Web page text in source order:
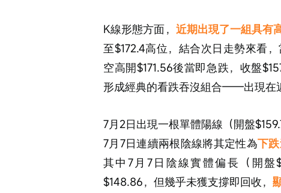
K線形態方面， 近期出現了一組具有
至$172.4高位，結合次日走勢來看
空高開$171.56後當即急跌，收盤
形成經典的看跌吞沒組合——出現在
7月2日出現一根單體陽線（開盤
7月7日連續兩根陰線將其定性為下
其中7月7日陰線實體偏長（開盤
$148.86，但幾乎未獲支撐即回收，